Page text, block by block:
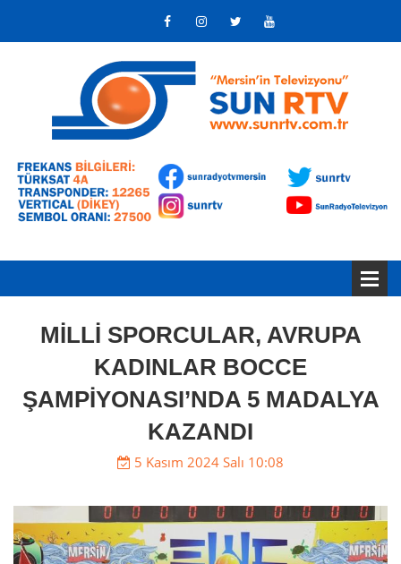
MİLLİ SPORCULAR, AVRUPA
KADINLAR BOCCE
ŞAMPİYONASI’NDA 5 MADALYA
KAZANDI
5 Kasım 2024 Salı 10:08